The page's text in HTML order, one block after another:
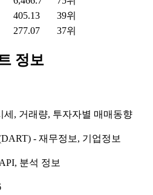
405.13
39위
277.07 37위
정보
, 거래량, 투자자별 매매동향
- 재무정보, 기업정보
분석 정보